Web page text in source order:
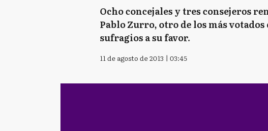
Ocho concejales y tres consejeros
Pablo Zurro, otro de los más
sufragios a su favor.
11 de agosto de 2013 | 03:45